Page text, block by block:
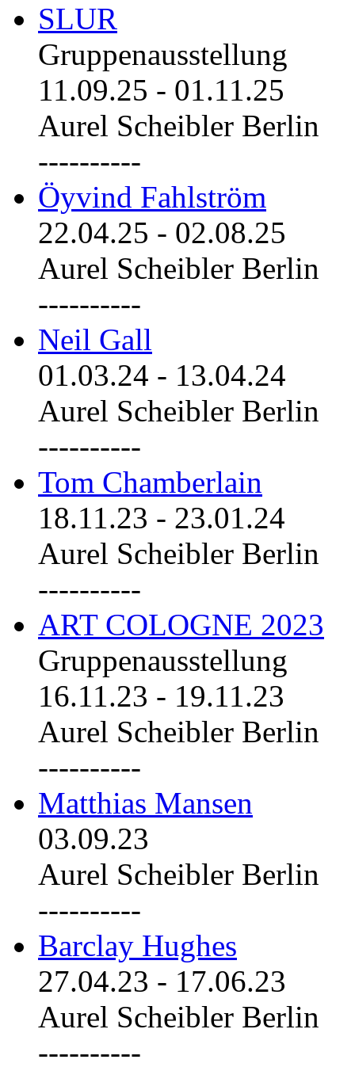
SLUR
Gruppenausstellung
11.09.25 - 01.11.25
Aurel Scheibler Berlin
----------
Öyvind Fahlström
22.04.25 - 02.08.25
Aurel Scheibler Berlin
----------
Neil Gall
01.03.24 - 13.04.24
Aurel Scheibler Berlin
----------
Tom Chamberlain
18.11.23 - 23.01.24
Aurel Scheibler Berlin
----------
ART COLOGNE 2023
Gruppenausstellung
16.11.23 - 19.11.23
Aurel Scheibler Berlin
----------
Matthias Mansen
03.09.23
Aurel Scheibler Berlin
----------
Barclay Hughes
27.04.23 - 17.06.23
Aurel Scheibler Berlin
----------